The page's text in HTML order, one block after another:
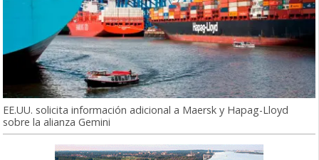
EE.UU. solicita información adicional a Maersk y Hapag-Lloyd
sobre la alianza Gemini